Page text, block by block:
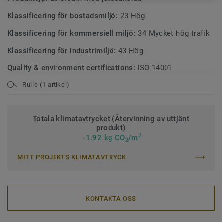
Klassificering för bostadsmiljö: 23 Hög
Klassificering för kommersiell miljö: 34 Mycket hög trafik
Klassificering för industrimiljö: 43 Hög
Quality & environment certifications: ISO 14001
Rulle (1 artikel)
Totala klimatavtrycket (Återvinning av uttjänt
produkt)
-1.92 kg CO2/m2
MITT PROJEKTS KLIMATAVTRYCK
KONTAKTA OSS